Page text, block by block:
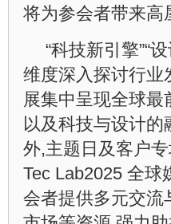
将为参会者带来高
“科技新引擎”“
维度深入探讨行业
展集中呈现全球
以及科技与设计
外,主题日及客户
Tec Lab2025 全
会者提供多元交流